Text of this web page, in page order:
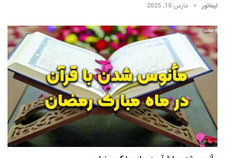
ایمانور مارس 10, 2025